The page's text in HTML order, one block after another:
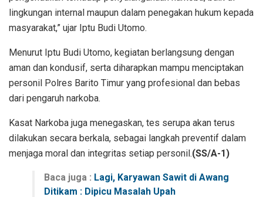
lingkungan internal maupun dalam penegakan hukum kepada
masyarakat,” ujar Iptu Budi Utomo.
Menurut Iptu Budi Utomo, kegiatan berlangsung dengan
aman dan kondusif, serta diharapkan mampu menciptakan
personil Polres Barito Timur yang profesional dan bebas
dari pengaruh narkoba.
Kasat Narkoba juga menegaskan, tes serupa akan terus
dilakukan secara berkala, sebagai langkah preventif dalam
menjaga moral dan integritas setiap personil.(SS/A-1)
Baca juga : Lagi, Karyawan Sawit di Awang
Ditikam : Dipicu Masalah Upah